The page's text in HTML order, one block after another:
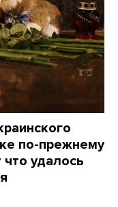
по-прежнему
удалось